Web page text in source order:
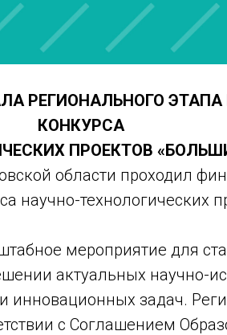
РЕГИОНАЛЬНОГО
КОНКУРСА
ПРОЕКТОВ
области проходил
научно-технологических
мероприятие для
актуальных научно-
инновационных задач.
с Соглашением